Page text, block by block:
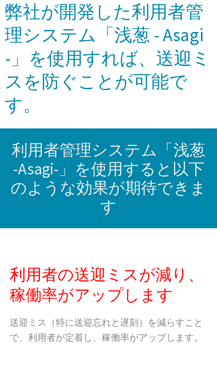
弊社が開発した利用者管
理システム「浅葱 - Asagi
-」を使用すれば、送迎ミ
スを防ぐことが可能で
す。
利用者管理システム「浅葱
-Asagi-」を使用すると以下
のような効果が期待できま
す
利用者の送迎ミスが減り、
稼働率がアップします
送迎ミス（特に送迎忘れと遅刻）を減らすこと
で、 利用者が定着し、稼働率がアップします。